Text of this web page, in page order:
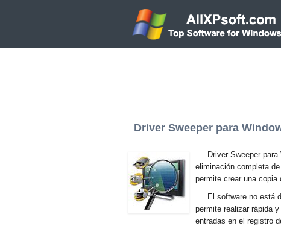
Driver Sweeper para
Driver Sweeper
eliminación completa
permite crear una copia
El software no está
permite realizar rápida
entradas en el registro